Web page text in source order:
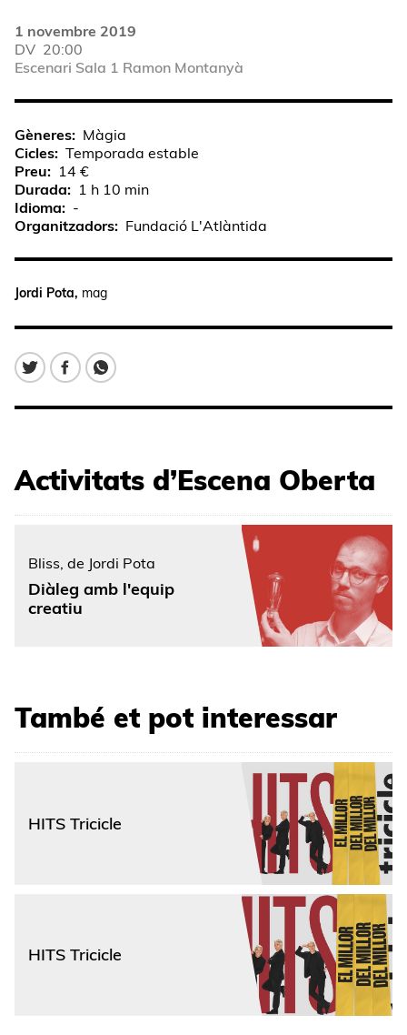
1 novembre 2019
DV 20:00
Escenari Sala 1 Ramon Montanyà
Gèneres
Màgia
Cicles Temporada estable
Preu
14 €
Durada
1 h 10 min
Idioma
-
Organitzadors
Fundació L'Atlàntida
Jordi Pota, mag
Activitats d’Escena Oberta
Bliss, de Jordi Pota
Diàleg amb l'equip
creatiu
També et pot interessar
HITS Tricicle
HITS Tricicle